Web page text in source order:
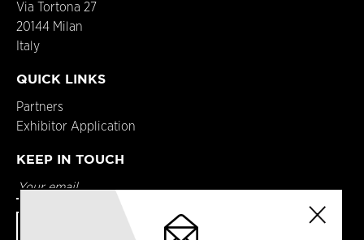
Via Tortona 27
20144 Milan
Italy
QUICK LINKS
Partners
Exhibitor Application
KEEP IN TOUCH